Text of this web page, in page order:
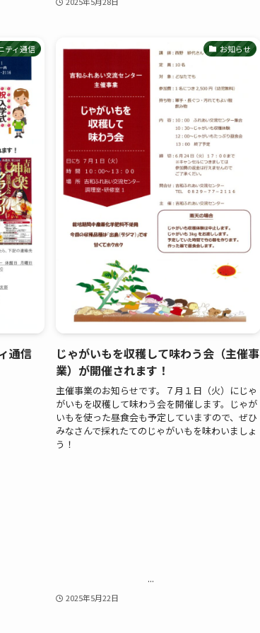
ティ通信
通信
お知らせ
じゃがいもを収穫して味わう会（主催事
業）が開催されます！
主催事業のお知らせです。７月１日（火）にじゃ
がいもを収穫して味わう会を開催します。じゃが
いもを使った昼食会も予定していますので、ぜひ
みなさんで採れたてのじゃがいもを味わいましょ
う！
...
2025年5月22日